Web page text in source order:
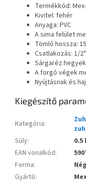
Termékkód:
Kivitel: fehér
Anyaga: PVC
A sima felület
Tömlő hossza:
Csatlakozás: 1/2"
Sárgaréz hegyek
A forgó végek
Nyújtásnak és
Kiegészítő
Kategória:
Súly:
0.5
EAN vonalkód:
Forma:
Gyártó: